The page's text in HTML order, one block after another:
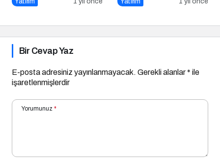
Bir Cevap Yaz
E-posta adresiniz yayınlanmayacak. Gerekli alanlar* ile
işaretlenmişlerdir
Yorumunuz *